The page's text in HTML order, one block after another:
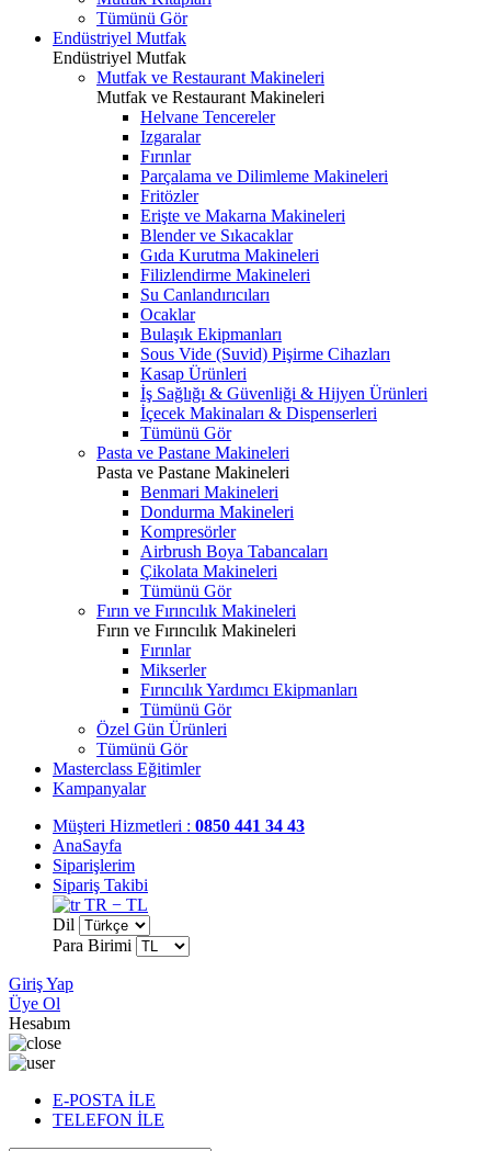
Tümünü Gör
Endüstriyel Mutfak
Endüstriyel Mutfak
Mutfak ve Restaurant Makineleri
Mutfak ve Restaurant Makineleri
Helvane Tencereler
Izgaralar
Fırınlar
Parçalama ve Dilimleme Makineleri
Fritözler
Erişte ve Makarna Makineleri
Blender ve Sıkacaklar
Gıda Kurutma Makineleri
Filizlendirme Makineleri
Su Canlandırıcıları
Ocaklar
Bulaşık Ekipmanları
Sous Vide (Suvid) Pişirme Cihazları
Kasap Ürünleri
İş Sağlığı & Güvenliği & Hijyen Ürünleri
İçecek Makinaları & Dispenserleri
Tümünü Gör
Pasta ve Pastane Makineleri
Pasta ve Pastane Makineleri
Benmari Makineleri
Dondurma Makineleri
Kompresörler
Airbrush Boya Tabancaları
Çikolata Makineleri
Tümünü Gör
Fırın ve Fırıncılık Makineleri
Fırın ve Fırıncılık Makineleri
Fırınlar
Mikserler
Fırıncılık Yardımcı Ekipmanları
Tümünü Gör
Özel Gün Ürünleri
Tümünü Gör
Masterclass Eğitimler
Kampanyalar
Müşteri Hizmetleri : 0850 441 34 43
AnaSayfa
Siparişlerim
Sipariş Takibi
TR − TL
Dil
Para Birimi
Giriş Yap
Üye Ol
Hesabım
E-POSTA İLE
TELEFON İLE